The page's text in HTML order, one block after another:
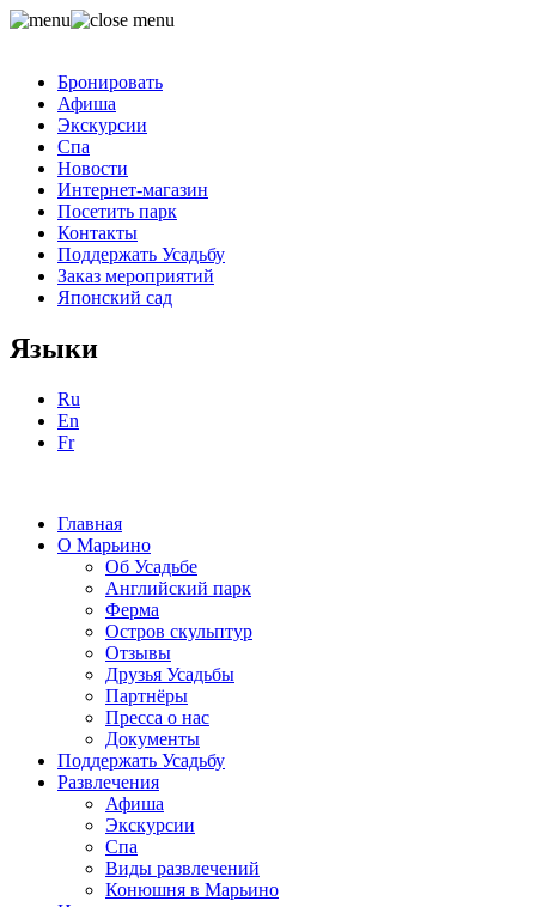
Бронировать
Афиша
Экскурсии
Спа
Новости
Интернет-магазин
Посетить парк
Контакты
Поддержать Усадьбу
Заказ мероприятий
Японский сад
Языки
Ru
En
Fr
Главная
О Марьино
Об Усадьбе
Английский парк
Ферма
Остров скульптур
Отзывы
Друзья Усадьбы
Партнёры
Пресса о нас
Документы
Поддержать Усадьбу
Развлечения
Афиша
Экскурсии
Спа
Виды развлечений
Конюшня в Марьино